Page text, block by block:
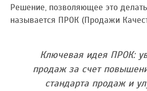
Решение, позволяющее это
называется ПРОК (Продажи
Ключевая идея ПРОК:
продаж за счет
стандарта продаж и